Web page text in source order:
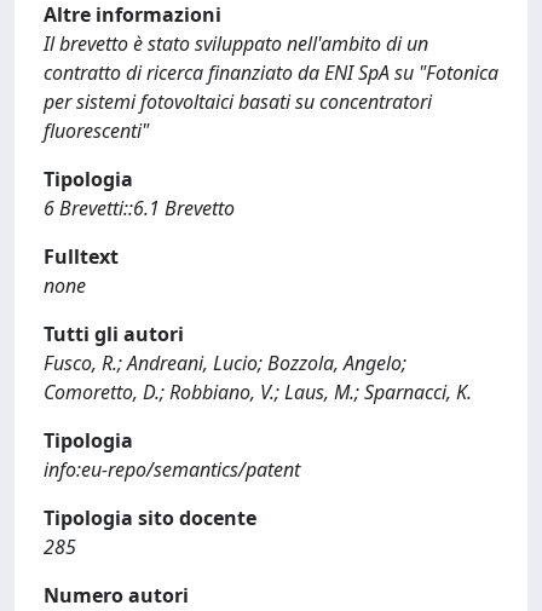
Altre informazioni
Il brevetto è stato sviluppato nell'ambito di un
contratto di ricerca finanziato da ENI SpA su "Fotonica
per sistemi fotovoltaici basati su concentratori
fluorescenti"
Tipologia
6 Brevetti::6.1 Brevetto
Fulltext
none
Tutti gli autori
Fusco, R.; Andreani, Lucio; Bozzola, Angelo;
Comoretto, D.; Robbiano, V.; Laus, M.; Sparnacci, K.
Tipologia
info:eu-repo/semantics/patent
Tipologia sito docente
285
Numero autori